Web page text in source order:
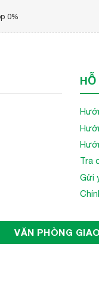
tôi ngay hôm nay để
0%
Tra
Gửi
VĂN PHÒNG